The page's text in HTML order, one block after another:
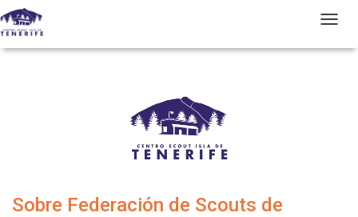
T
Sobre Federación de Scouts de